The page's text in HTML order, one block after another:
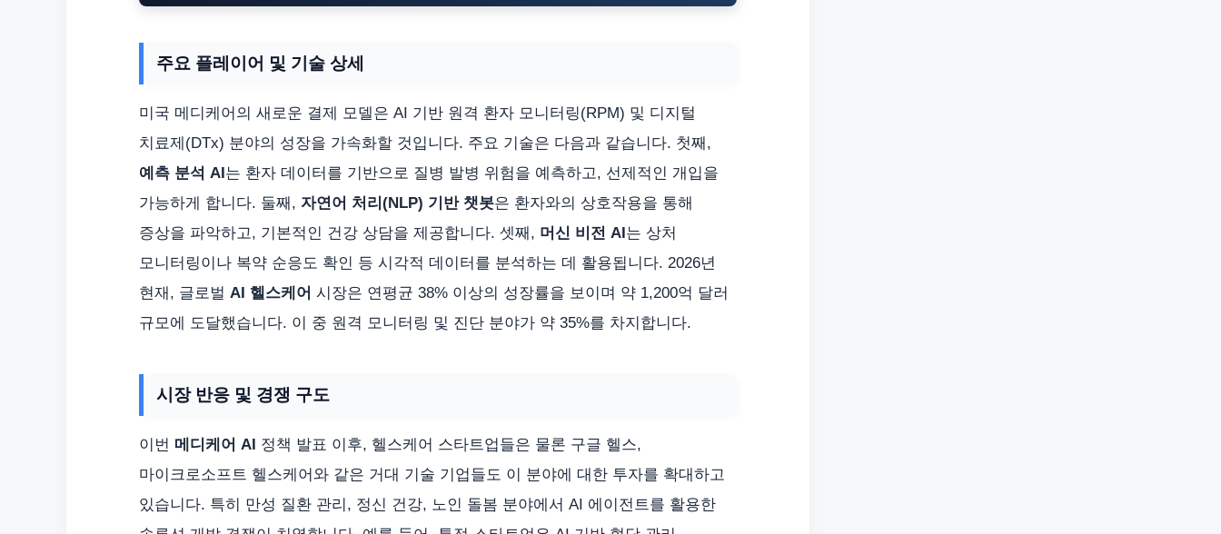
주요 플레이어 및 기술 상세
미국 메디케어의 새로운 결제 모델은 AI 기반 원격 환자 모니터링(RPM) 및 디지털
치료제(DTx) 분야의 성장을 가속화할 것입니다. 주요 기술은 다음과 같습니다. 첫째,
예측 분석 AI 는 환자 데이터를 기반으로 질병 발병 위험을 예측하고, 선제적인 개입을
가능하게 합니다. 둘째, 자연어 처리(NLP) 기반 챗봇은 환자와의 상호작용을 통해
증상을 파악하고, 기본적인 건강 상담을 제공합니다. 셋째, 머신 비전 AI 는 상처
모니터링이나 복약 순응도 확인 등 시각적 데이터를 분석하는 데 활용됩니다. 2026년
현재, 글로벌 AI 헬스케어 시장은 연평균 38% 이상의 성장률을 보이며 약 1,200억 달러
규모에 도달했습니다. 이 중 원격 모니터링 및 진단 분야가 약 35%를 차지합니다.
시장 반응 및 경쟁 구도
이번 메디케어 AI 정책 발표 이후, 헬스케어 스타트업들은 물론 구글 헬스,
마이크로소프트 헬스케어와 같은 거대 기술 기업들도 이 분야에 대한 투자를 확대하고
있습니다. 특히 만성 질환 관리, 정신 건강, 노인 돌봄 분야에서 AI 에이전트를 활용한